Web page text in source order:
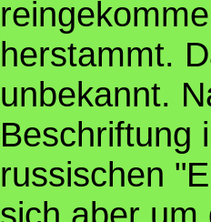
herstammt.
unbekannt.
Beschriftung
russischen